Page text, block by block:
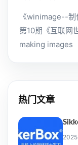
《winimage--
第10期《互联网
making images
热门文章